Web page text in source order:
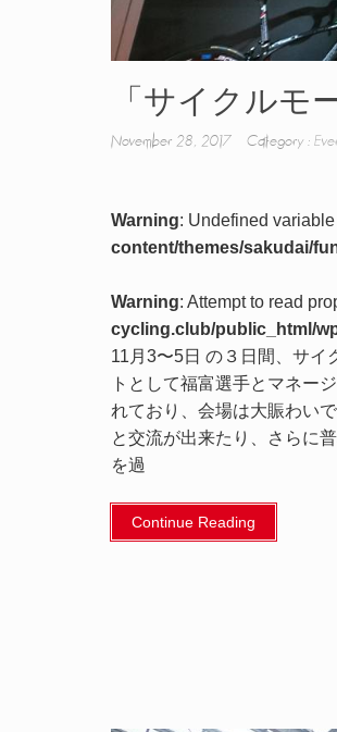
「サイクルモ
November 28, 2017 Category :
Warning: Undefined
content/themes/sakudai/
Warning: Attempt to read
cycling.club/public_html/
11月3〜5日 の３日間、サイ
トとして福富選手とマネー
れており、会場は大賑わい
と交流が出来たり、さらに
を過
Continue Reading